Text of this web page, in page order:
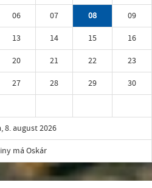
06 07 08
09
13 14 15
16
20 21 22
23
27 28 29
30
8. august 2026
má Oskár